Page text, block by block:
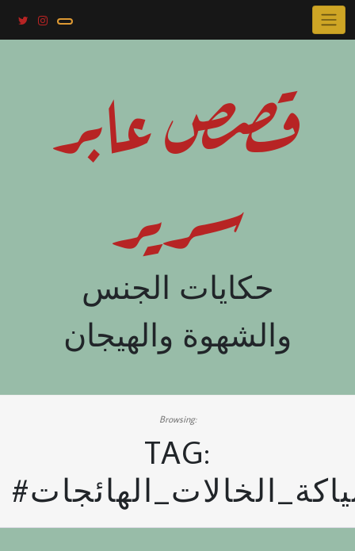
قصص عابر
سرير
حكايات الجنس
والشهوة والهيجان
Browsing:
TAG: